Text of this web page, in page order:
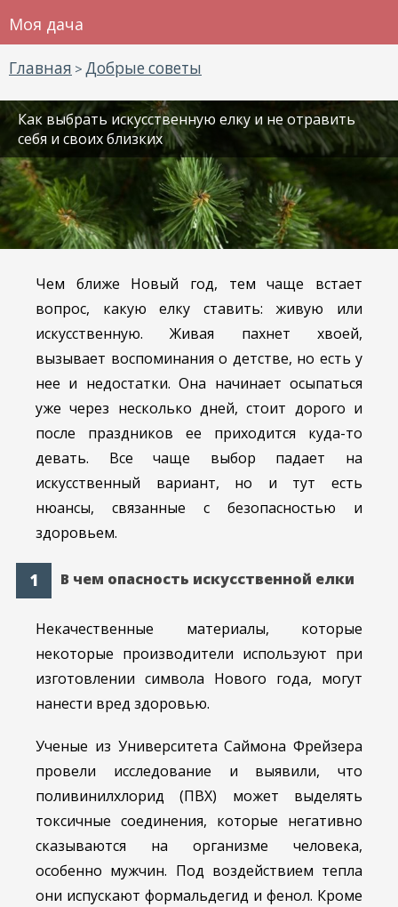
Моя дача
Главная > Добрые советы
Как выбрать искусственную елку и не отравить
себя и своих близких
Чем ближе Новый год, тем чаще встает
вопрос, какую елку ставить: живую или
искусственную. Живая пахнет хвоей,
вызывает воспоминания о детстве, но есть у
нее и недостатки. Она начинает осыпаться
уже через несколько дней, стоит дорого и
после праздников ее приходится куда-то
девать. Все чаще выбор падает на
искусственный вариант, но и тут есть
нюансы, связанные с безопасностью и
здоровьем.
В чем опасность искусственной елки
Некачественные материалы, которые
некоторые производители используют при
изготовлении символа Нового года, могут
нанести вред здоровью.
Ученые из Университета Саймона Фрейзера
провели исследование и выявили, что
поливинилхлорид (ПВХ) может выделять
токсичные соединения, которые негативно
сказываются на организме человека,
особенно мужчин. Под воздействием тепла
они испускают формальдегид и фенол. Кроме